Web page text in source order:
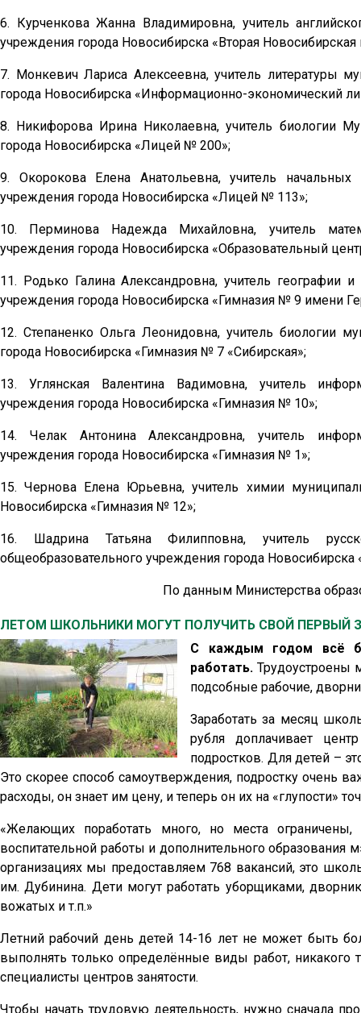
6. Курченкова Жанна Владимировна, учитель
учреждения города Новосибирска «Вторая Новосибирская
7. Монкевич Лариса Алексеевна, учитель литературы
города Новосибирска «Информационно-экономический
8. Никифорова Ирина Николаевна, учитель биологии
города Новосибирска «Лицей № 200»;
9. Окорокова Елена Анатольевна, учитель
учреждения города Новосибирска «Лицей № 113»;
10. Перминова Надежда Михайловна, учитель
учреждения города Новосибирска «Образовательный
11. Родько Галина Александровна, учитель географии
учреждения города Новосибирска «Гимназия № 9 имени
12. Степаненко Ольга Леонидовна, учитель биологии
города Новосибирска «Гимназия № 7 «Сибирская»;
13. Углянская Валентина Вадимовна, учитель
учреждения города Новосибирска «Гимназия № 10»;
14. Челак Антонина Александровна, учитель
учреждения города Новосибирска «Гимназия № 1»;
15. Чернова Елена Юрьевна, учитель химии
Новосибирска «Гимназия № 12»;
16. Шадрина Татьяна Филипповна, учитель
общеобразовательного учреждения города Новосибирска
По данным Министерства
ЛЕТОМ ШКОЛЬНИКИ МОГУТ ПОЛУЧИТЬ СВОЙ ПЕРВЫЙ
С каждым годом всё
работать. Трудоустроены
подсобные рабочие,
Заработать за месяц
рубля доплачивает
подростков. Для детей –
Это скорее способ самоутверждения, подростку очень
расходы, он знает им цену, и теперь он их на «глупости»
«Желающих поработать много, но места
воспитательной работы и дополнительного
организациях мы предоставляем 768 вакансий, это
им. Дубинина. Дети могут работать уборщиками,
вожатых и т.п.»
Летний рабочий день детей 14-16 лет не может быть
выполнять только определённые виды работ, никакого
специалисты центров занятости.
Чтобы начать трудовую деятельность, нужно сначала